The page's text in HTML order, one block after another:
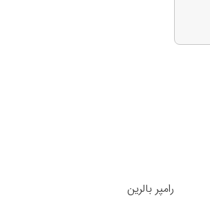
رامپر بالرین